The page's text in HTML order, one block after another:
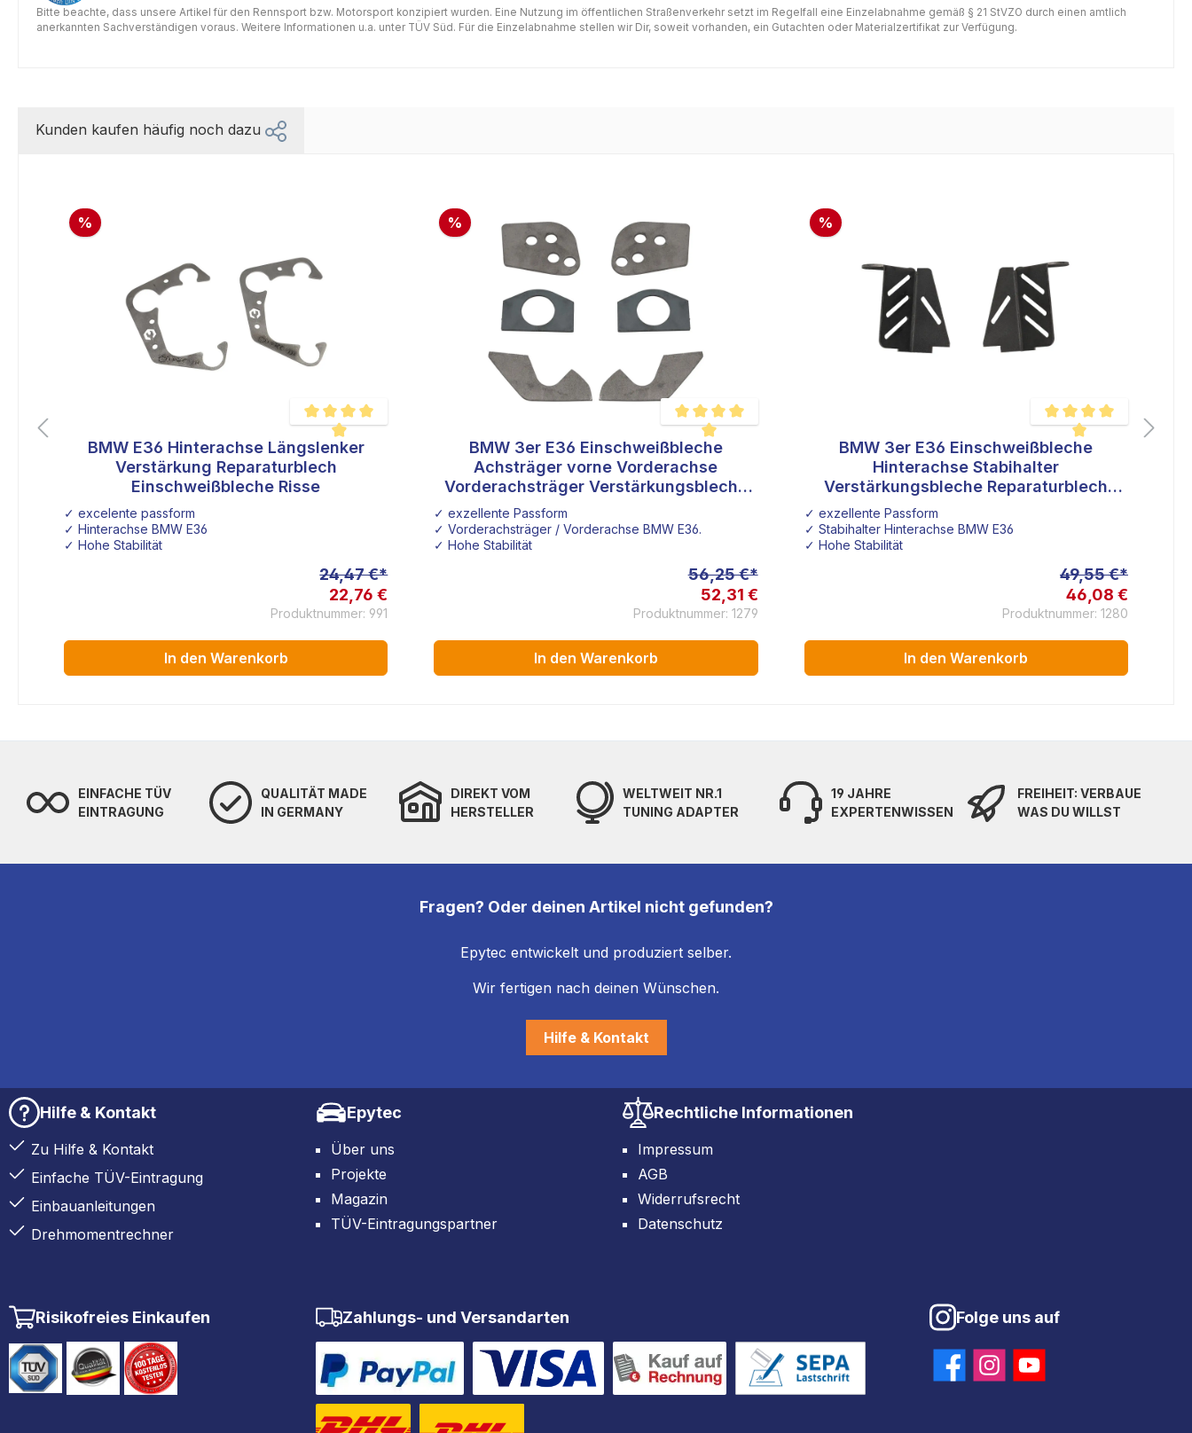
Bitte beachte, dass unsere Artikel für den Rennsport bzw. Motorsport konzipiert wurden. Eine Nutzung im öffentlichen Straßenverkehr setzt im Regelfall eine Einzelabnahme gemäß § 21 StVZO durch einen amtlich
anerkannten Sachverständigen voraus. Weitere Informationen u.a. unter TÜV Süd. Für die Einzelabnahme stellen wir Dir, soweit vorhanden, ein Gutachten oder Materialzertifikat zur Verfügung.
Kunden kaufen häufig noch dazu
Bewertung von 5 von 5 Sternen
%
Durchschnittliche Bewertung von 4.8 von 5 Sternen
BMW E36 Hinterachse Längslenker
Verstärkung Reparaturblech
Einschweißbleche Risse
✓ excelente passform
✓ Hinterachse BMW E36
✓ Hohe Stabilität
24,47 €*
22,76 €
Produktnummer: 991
In den Warenkorb
%
Durchschnittliche Bewertung von 5 von 5 Sternen
BMW 3er E36 Einschweißbleche
Achsträger vorne Vorderachse
Vorderachsträger Verstärkungsbleche
Reparaturblech
✓ exzellente Passform
✓ Vorderachsträger / Vorderachse BMW E36.
✓ Hohe Stabilität
56,25 €*
52,31 €
Produktnummer: 1279
In den Warenkorb
%
Durchschnittliche
BMW 3er E36 Einschweißbleche
Hinterachse Stabihalter
Verstärkungsbleche Reparaturblech
✓ exzellente Passform
✓ Stabihalter Hinterachse BMW E36
✓ Hohe Stabilität
49,55 €*
46,08 €
Produktnummer: 1280
In den Warenkorb
EINFACHE TÜV
EINTRAGUNG
QUALITÄT MADE
IN GERMANY
DIREKT VOM
HERSTELLER
WELTWEIT NR.1
TUNING ADAPTER
19 JAHRE
EXPERTENWISSEN
FREIHEIT: VERBAUE
WAS DU WILLST
Fragen? Oder deinen Artikel nicht gefunden?
Epytec entwickelt und produziert selber.
Wir fertigen nach deinen Wünschen.
Hilfe & Kontakt
Hilfe & Kontakt
Zu Hilfe & Kontakt
Einfache TÜV-Eintragung
Einbauanleitungen
Drehmomentrechner
Epytec
Über uns
Projekte
Magazin
TÜV-Eintragungspartner
Rechtliche Informationen
Impressum
AGB
Widerrufsrecht
Datenschutz
Risikofreies Einkaufen Zahlungs- und Versandarten Folge uns auf